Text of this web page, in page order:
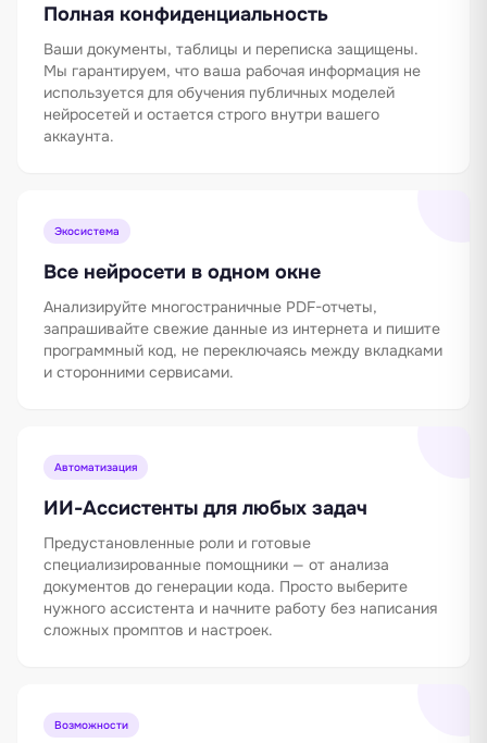
Полная конфиденциальность
Ваши документы, таблицы и переписка защищены.
Мы гарантируем, что ваша рабочая информация не
используется для обучения публичных моделей
нейросетей и остается строго внутри вашего
аккаунта.
Экосистема
Все нейросети в одном окне
Анализируйте многостраничные PDF-отчеты,
запрашивайте свежие данные из интернета и пишите
программный код, не переключаясь между вкладками
и сторонними сервисами.
Автоматизация
ИИ-Ассистенты для любых задач
Предустановленные роли и готовые
специализированные помощники — от анализа
документов до генерации кода. Просто выберите
нужного ассистента и начните работу без написания
сложных промптов и настроек.
Возможности